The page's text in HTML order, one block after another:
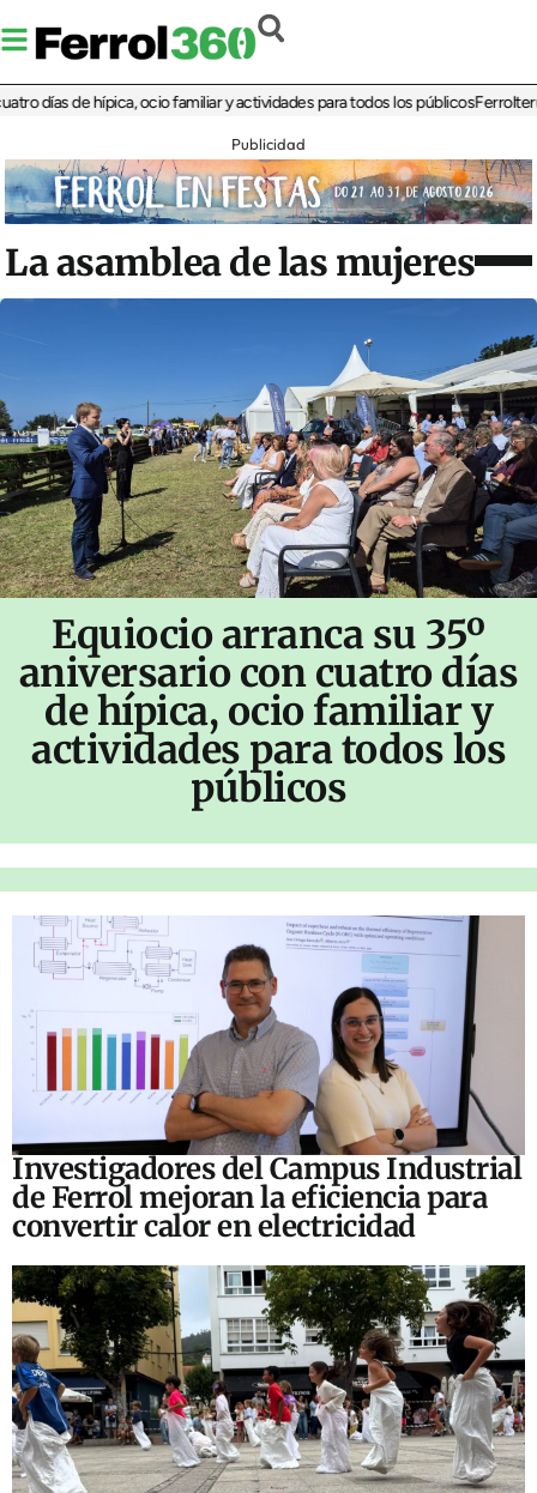
de hípica, ocio familiar y actividades para todos los públicosFerrolterra
Publicidad
La asamblea de las mujeres
Equiocio arranca su 35º
aniversario con cuatro días
de hípica, ocio familiar y
actividades para todos los
públicos
Investigadores del Campus Industrial
de Ferrol mejoran la eficiencia para
convertir calor en electricidad